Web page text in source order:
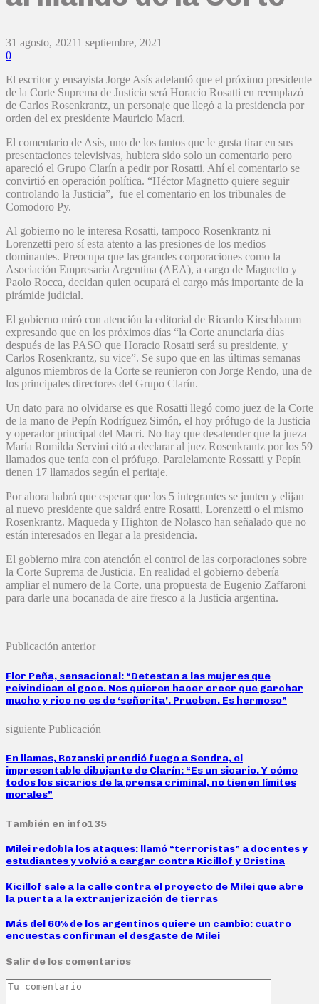
31 agosto, 20211 septiembre, 2021
0
El escritor y ensayista Jorge Asís adelantó que el próximo presidente
de la Corte Suprema de Justicia será Horacio Rosatti en reemplazó
de Carlos Rosenkrantz, un personaje que llegó a la presidencia por
orden del ex presidente Mauricio Macri.
El comentario de Asís, uno de los tantos que le gusta tirar en sus
presentaciones televisivas, hubiera sido solo un comentario pero
apareció el Grupo Clarín a pedir por Rosatti. Ahí el comentario se
convirtió en operación política. “Héctor Magnetto quiere seguir
controlando la Justicia”, fue el comentario en los tribunales de
Comodoro Py.
Al gobierno no le interesa Rosatti, tampoco Rosenkrantz ni
Lorenzetti pero sí esta atento a las presiones de los medios
dominantes. Preocupa que las grandes corporaciones como la
Asociación Empresaria Argentina (AEA), a cargo de Magnetto y
Paolo Rocca, decidan quien ocupará el cargo más importante de la
pirámide judicial.
El gobierno miró con atención la editorial de Ricardo Kirschbaum
expresando que en los próximos días “la Corte anunciaría días
después de las PASO que Horacio Rosatti será su presidente, y
Carlos Rosenkrantz, su vice”. Se supo que en las últimas semanas
algunos miembros de la Corte se reunieron con Jorge Rendo, una de
los principales directores del Grupo Clarín.
Un dato para no olvidarse es que Rosatti llegó como juez de la Corte
de la mano de Pepín Rodríguez Simón, el hoy prófugo de la Justicia
y operador principal del Macri. No hay que desatender que la jueza
María Romilda Servini citó a declarar al juez Rosenkrantz por los 59
llamados que tenía con el prófugo. Paralelamente Rossatti y Pepín
tienen 17 llamados según el peritaje.
Por ahora habrá que esperar que los 5 integrantes se junten y elijan
al nuevo presidente que saldrá entre Rosatti, Lorenzetti o el mismo
Rosenkrantz. Maqueda y Highton de Nolasco han señalado que no
están interesados en llegar a la presidencia.
El gobierno mira con atención el control de las corporaciones sobre
la Corte Suprema de Justicia. En realidad el gobierno debería
ampliar el numero de la Corte, una propuesta de Eugenio Zaffaroni
para darle una bocanada de aire fresco a la Justicia argentina.
Publicación anterior
Flor Peña, sensacional: “Detestan a las mujeres que
reivindican el goce. Nos quieren hacer creer que garchar
mucho y rico no es de ‘señorita’. Prueben. Es hermoso”
siguiente Publicación
En llamas, Rozanski prendió fuego a Sendra, el
impresentable dibujante de Clarín: “Es un sicario. Y cómo
todos los sicarios de la prensa criminal, no tienen límites
morales”
También en info135
Milei redobla los ataques: llamó “terroristas” a docentes y
estudiantes y volvió a cargar contra Kicillof y Cristina
Kicillof sale a la calle contra el proyecto de Milei que abre
la puerta a la extranjerización de tierras
Más del 60% de los argentinos quiere un cambio: cuatro
encuestas confirman el desgaste de Milei
Salir de los comentarios